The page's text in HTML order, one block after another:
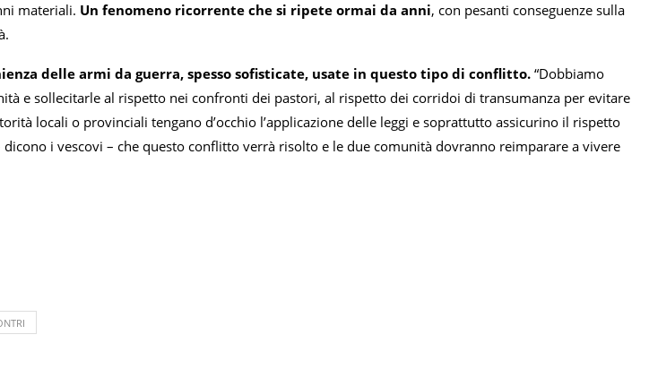
materiali. Un fenomeno ricorrente che si ripete ormai da anni, con pesanti conseguenze sulla
delle armi da guerra, spesso sofisticate, usate in questo tipo di conflitto. “Dobbiamo
e sollecitarle al rispetto nei confronti dei pastori, al rispetto dei corridoi di transumanza per evitare
locali o provinciali tengano d’occhio l’applicazione delle leggi e soprattutto assicurino il rispetto
dicono i vescovi – che questo conflitto verrà risolto e le due comunità dovranno reimparare a vivere